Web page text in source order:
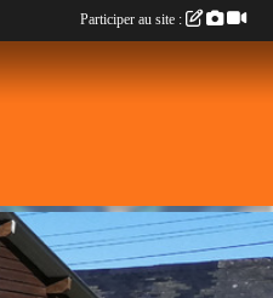
Participer au site :